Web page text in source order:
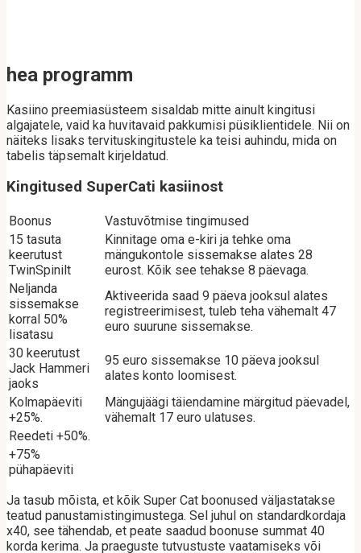
hea programm
Kasiino preemiasüsteem sisaldab mitte ainult kingitusi
algajatele, vaid ka huvitavaid pakkumisi püsiklientidele. Nii on
näiteks lisaks tervituskingitustele ka teisi auhindu, mida on
tabelis täpsemalt kirjeldatud.
Kingitused SuperCati kasiinost
Boonus
Vastuvõtmise tingimused
15 tasuta
keerutust
TwinSpinilt
Kinnitage oma e-kiri ja tehke oma
mängukontole sissemakse alates 28
eurost. Kõik see tehakse 8 päevaga.
Neljanda
sissemakse
korral 50%
lisatasu
Aktiveerida saad 9 päeva jooksul alates
registreerimisest, tuleb teha vähemalt 47
euro suurune sissemakse.
30 keerutust
Jack Hammeri
jaoks
95 euro sissemakse 10 päeva jooksul
alates konto loomisest.
Kolmapäeviti
+25%.
Mängujäägi täiendamine märgitud päevadel,
vähemalt 17 euro ulatuses.
Reedeti +50%.
+75%
pühapäeviti
Ja tasub mõista, et kõik Super Cat boonused väljastatakse
teatud panustamistingimustega. Sel juhul on standardkordaja
x40, see tähendab, et peate saadud boonuse summat 40
korda kerima. Ja praeguste tutvustuste vaatamiseks või